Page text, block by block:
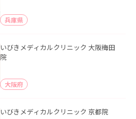
兵庫県
いびきメディカルクリニック 大阪梅田
院
大阪府
いびきメディカルクリニック 京都院